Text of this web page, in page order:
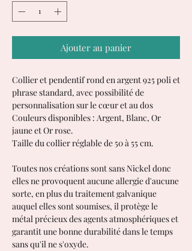
Ajouter au panier
Collier et pendentif rond en argent 925 poli et
phrase standard, avec possibilité de
personnalisation sur le cœur et au dos
Couleurs disponibles : Argent, Blanc, Or
jaune et Or rose.
Taille du collier réglable de 50 à 55 cm.
Toutes nos créations sont sans Nickel donc
elles ne provoquent aucune allergie d'aucune
sorte, en plus du traitement galvanique
auquel elles sont soumises, il protège le
métal précieux des agents atmosphériques et
garantit une bonne durabilité dans le temps
sans qu'il ne s'oxyde.